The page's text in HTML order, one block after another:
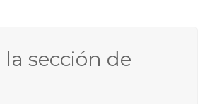
la sección de